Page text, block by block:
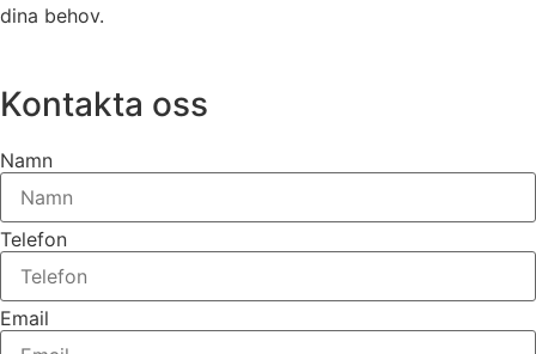
dina behov.
Kontakta oss
Namn
Telefon
Email